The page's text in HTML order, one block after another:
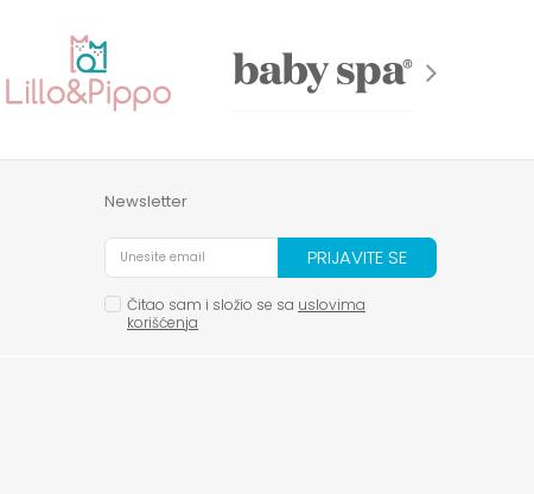
Newsletter
PRIJAVITE SE
Čitao sam i složio se sa uslovima
korišćenja